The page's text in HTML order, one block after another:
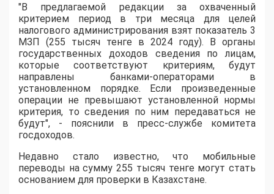
"В предлагаемой редакции за охваченный
критерием период в три месяца для целей
налогового администрирования взят показатель 3
МЗП (255 тысяч тенге в 2024 году). В органы
государственных доходов сведения по лицам,
которые соответствуют критериям, будут
направлены банками-операторами в
установленном порядке. Если произведенные
операции не превышают установленной нормы
критерия, то сведения по ним передаваться не
будут", - пояснили в пресс-службе комитета
госдоходов.
Недавно стало известно, что мобильные
переводы на сумму 255 тысяч тенге могут стать
основанием для проверки в Казахстане.